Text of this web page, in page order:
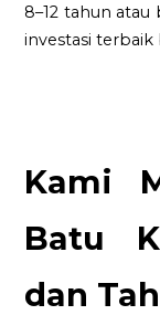
8–12 tahun
investasi terbaik
Kami
Batu
dan